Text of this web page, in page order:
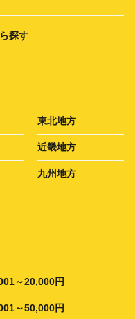
探す
東北地方
近畿地方
九州地方
～20,000円
～50,000円